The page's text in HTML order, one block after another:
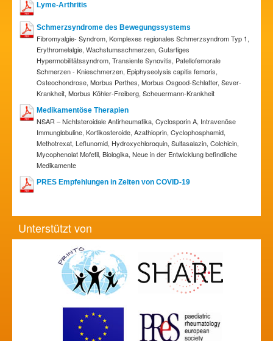
Lyme-Arthritis
Schmerzsyndrome des Bewegungssystems
Fibromyalgie- Syndrom, Komplexes regionales Schmerzsyndrom Typ 1,
Erythromelalgie, Wachstumsschmerzen, Gutartiges
Hypermobilitätssyndrom, Transiente Synovitis, Patellofemorale
Schmerzen - Knieschmerzen, Epiphyseolysis capitis femoris,
Osteochondrose, Morbus Perthes, Morbus Osgood-Schlatter, Sever-
Krankheit, Morbus Köhler-Freiberg, Scheuermann-Krankheit
Medikamentöse Therapien
NSAR – Nichtsteroidale Antirheumatika, Cyclosporin A, Intravenöse
Immunglobuline, Kortikosteroide, Azathioprin, Cyclophosphamid,
Methotrexat, Leflunomid, Hydroxychloroquin, Sulfasalazin, Colchicin,
Mycophenolat Mofetil, Biologika, Neue in der Entwicklung befindliche
Medikamente
PRES Empfehlungen in Zeiten von COVID-19
Unterstützt von